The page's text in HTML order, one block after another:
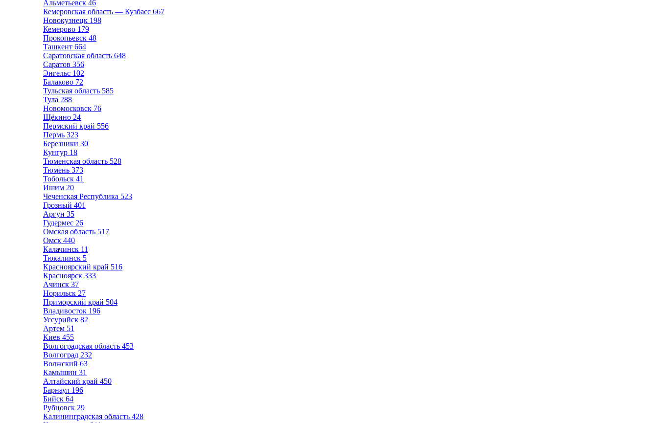
Альметьевск 46
Кемеровская область — Кузбасс 667
Новокузнецк 198
Кемерово 179
Прокопьевск 48
Ташкент 664
Саратовская область 648
Саратов 356
Энгельс 102
Балаково 72
Тульская область 585
Тула 288
Новомосковск 76
Щёкино 24
Пермский край 556
Пермь 323
Березники 30
Кунгур 18
Тюменская область 528
Тюмень 373
Тобольск 41
Ишим 20
Чеченская Республика 523
Грозный 401
Аргун 35
Гудермес 26
Омская область 517
Омск 440
Калачинск 11
Тюкалинск 5
Красноярский край 516
Красноярск 333
Ачинск 37
Норильск 27
Приморский край 504
Владивосток 196
Уссурийск 82
Артем 51
Киев 455
Волгоградская область 453
Волгоград 232
Волжский 63
Камышин 31
Алтайский край 450
Барнаул 196
Бийск 64
Рубцовск 29
Калининградская область 428